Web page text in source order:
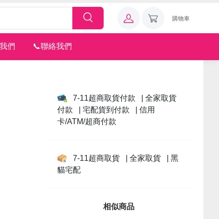
購物車
們 📞聯絡我們
7-11超商取貨付款
| 全家取貨
付款
| 宅配貨到付款
| 信用
卡/ATM/超商付款
7-11超商取貨 | 全家取貨
| 黑
貓宅配
相似商品